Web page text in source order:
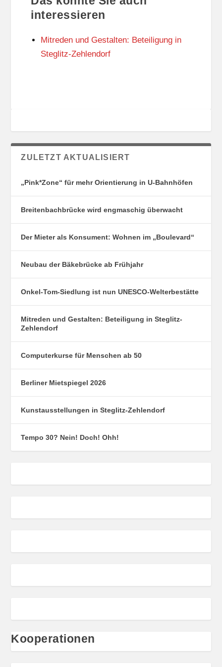
T
U
N
S
O
O
R
N
interessieren
Mitreden und Gestalten: Beteiligung in
Steglitz-Zehlendorf
ZULETZT AKTUALISIERT
„Pink*Zone“ für mehr Orientierung in U-Bahnhöfen
Breitenbachbrücke wird engmaschig überwacht
Der Mieter als Konsument: Wohnen im „Boulevard“
Neubau der Bäkebrücke ab Frühjahr
Onkel-Tom-Siedlung ist nun UNESCO-Welterbestätte
Mitreden und Gestalten: Beteiligung in Steglitz-
Zehlendorf
Computerkurse für Menschen ab 50
Berliner Mietspiegel 2026
Kunstausstellungen in Steglitz-Zehlendorf
Tempo 30? Nein! Doch! Ohh!
Kooperationen